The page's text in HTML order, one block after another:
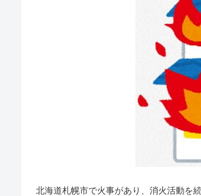
北海道札幌市で火事があり、消火活動を